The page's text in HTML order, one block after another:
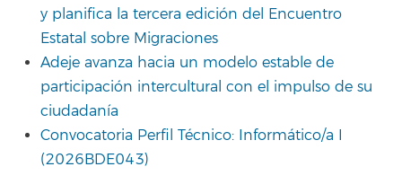
y planifica la tercera edición del Encuentro
Estatal sobre Migraciones
Adeje avanza hacia un modelo estable de
participación intercultural con el impulso de su
ciudadanía
Convocatoria Perfil Técnico: Informático/a I
(2026BDE043)